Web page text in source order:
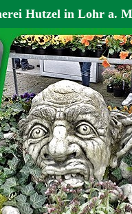
Hutzel in Lohr a.